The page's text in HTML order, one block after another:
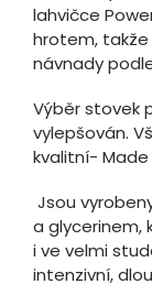
lahvičce
hrotem,
návnady
Výběr stovek
vylepšován.
kvalitní- Made
Jsou
a glycerinem,
i ve velmi
intenzivní,